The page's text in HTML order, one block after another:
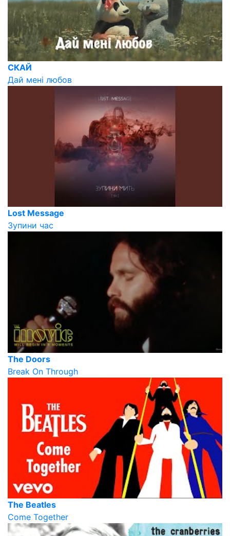
СКАЙ
Дай мені любов
Lost Message
Зупини час
The Doors
Break On Through
The Beatles
Come Together